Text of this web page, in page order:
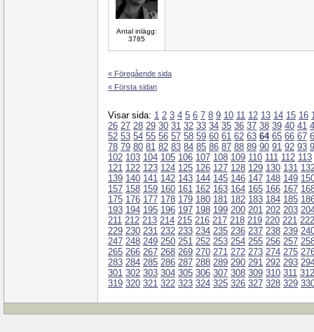
Antal inlägg:
3785
« Föregående sida
« Första sidan
Visar sida: 1 2 3 4 5 6 7 8 9 10 11 12 13 14 15 16
26 27 28 29 30 31 32 33 34 35 36 37 38 39 40 41
52 53 54 55 56 57 58 59 60 61 62 63 64 65 66 67
78 79 80 81 82 83 84 85 86 87 88 89 90 91 92 93
102 103 104 105 106 107 108 109 110 111 112 113
121 122 123 124 125 126 127 128 129 130 131
139 140 141 142 143 144 145 146 147 148 149
157 158 159 160 161 162 163 164 165 166 167
175 176 177 178 179 180 181 182 183 184 185
193 194 195 196 197 198 199 200 201 202 203
211 212 213 214 215 216 217 218 219 220 221 222
229 230 231 232 233 234 235 236 237 238 239
247 248 249 250 251 252 253 254 255 256 257
265 266 267 268 269 270 271 272 273 274 275
283 284 285 286 287 288 289 290 291 292 293
301 302 303 304 305 306 307 308 309 310 311 312
319 320 321 322 323 324 325 326 327 328 329